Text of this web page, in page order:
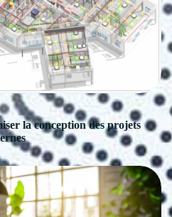
la conception des projets